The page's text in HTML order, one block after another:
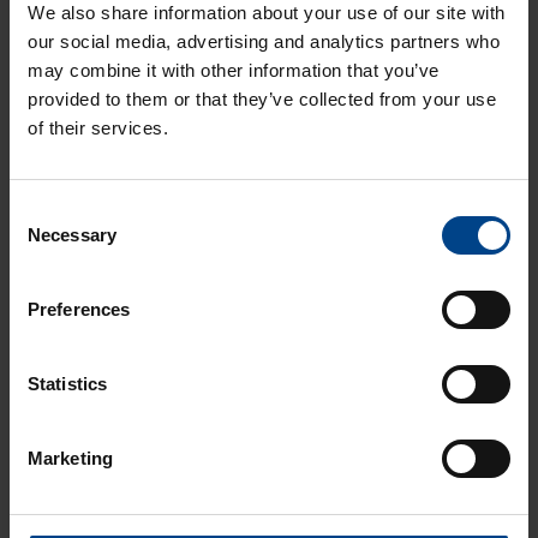
We also share information about your use of our site with
our social media, advertising and analytics partners who
may combine it with other information that you’ve
provided to them or that they’ve collected from your use
of their services.
Selection
Necessary
Preferences
Statistics
Marketing
HTML5 web client 21" näyttö
1920×1080
Tuotekoodi: 640002915
X3 extreme web-päätteet
varustettuna WebIQ-
Operointipääte X3 extreme 7 web P